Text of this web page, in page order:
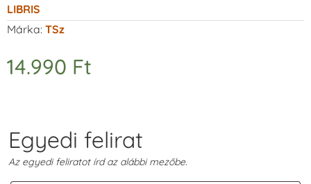
LIBRIS
Márka: TSz
14.990 Ft
Egyedi felirat
Az egyedi feliratot írd az alábbi mezőbe.